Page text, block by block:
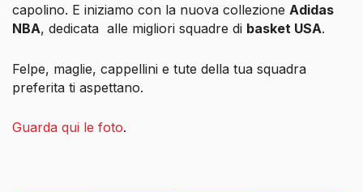
capolino. E iniziamo con la nuova collezione Adidas
NBA, dedicata alle migliori squadre di basket USA.
Felpe, maglie, cappellini e tute della tua squadra
preferita ti aspettano.
Guarda qui le foto.